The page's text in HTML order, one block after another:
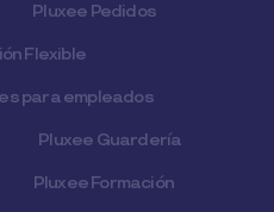
Pluxee Pedidos
Flexible
para empleados
Pluxee Guardería
Pluxee Formación